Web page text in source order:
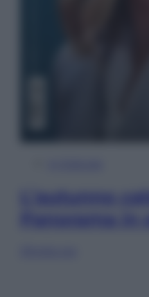
L’autunno